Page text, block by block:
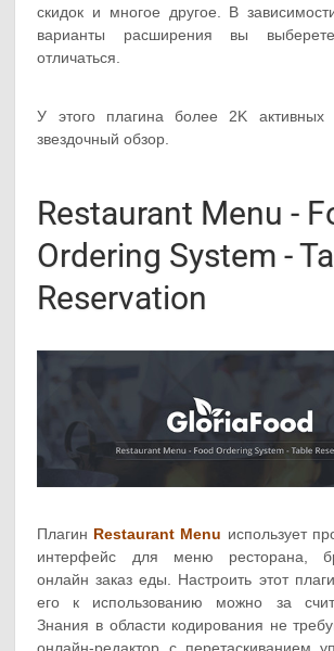
скидок и многое другое. В
варианты расширения вы
отличаться.
У этого плагина более 2K активных
звездочный обзор.
Restaurant Menu -
Ordering System -
Reservation
Плагин Restaurant Menu использует
интерфейс для меню ресторана,
онлайн заказ еды. Настроить этот
его к использованию можно за
Знания в области кодирования не
онлайн-редактор с перетаскиванием